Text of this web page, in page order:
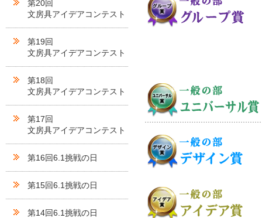
第20回
文房具アイデアコンテスト
第19回
文房具アイデアコンテスト
第18回
文房具アイデアコンテスト
第17回
文房具アイデアコンテスト
第16回6.1挑戦の日
第15回6.1挑戦の日
第14回6.1挑戦の日